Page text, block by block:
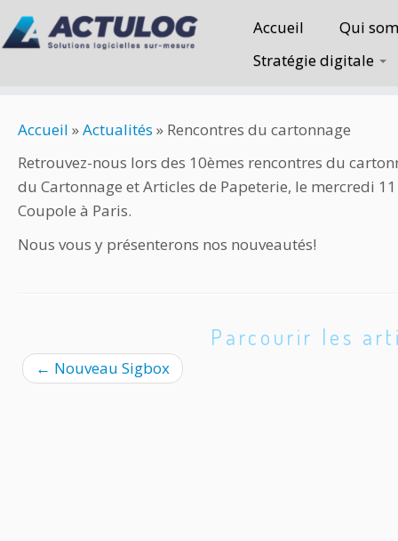
Accueil
Qui
Stratégie digitale
Accueil »Actualités » Rencontres du cartonnage
Retrouvez-nous lors des 10èmes rencontres du
du Cartonnage et Articles de Papeterie, le mercredi
Coupole à Paris.
Nous vous y présenterons nos nouveautés!
Parcourir les
← Nouveau Sigbox